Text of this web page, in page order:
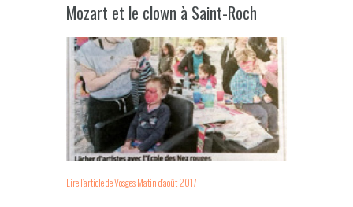
Mozart et le clown à Saint-Roch
Lire l’article de Vosges Matin d’août 2017